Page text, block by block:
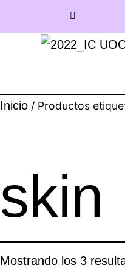
Inicio / Productos
skin
Mostrando los 3